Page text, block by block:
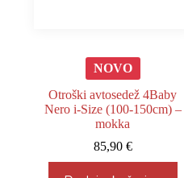
NOVO
Otroški avtosedež 4Baby
Nero i-Size (100-150cm) –
mokka
85,90 €